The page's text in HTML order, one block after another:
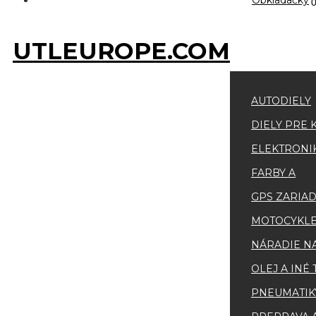
UTLEUROPE.COM
AUTODIELY
DIELY PRE
FARBY A
GPS
NÁRADIE
OLEJ A INÉ